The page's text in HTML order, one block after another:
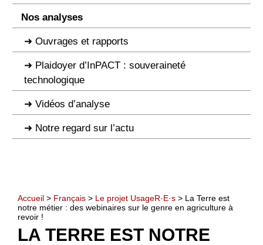
Nos analyses
Ouvrages et rapports
Plaidoyer d’InPACT : souveraineté
technologique
Vidéos d’analyse
Notre regard sur l’actu
Accueil > Français > Le projet UsageR·E·s > La Terre est
notre métier : des webinaires sur le genre en agriculture à
revoir !
LA TERRE EST NOTRE